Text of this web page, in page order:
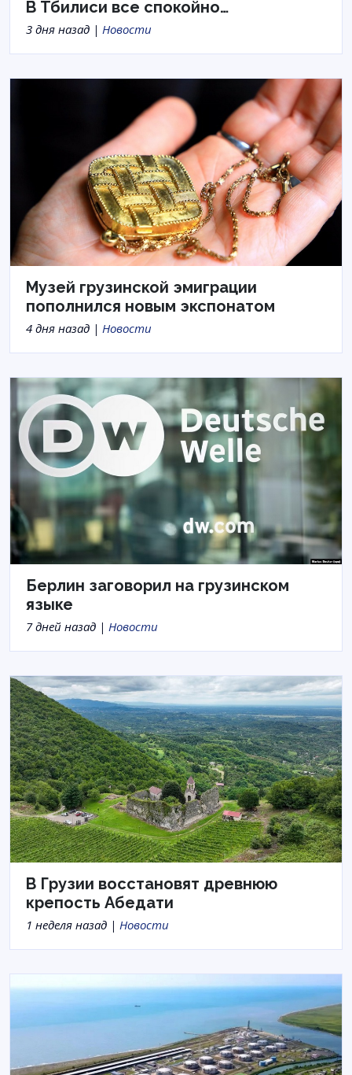
В Тбилиси все спокойно…
3 дня назад | Новости
Музей грузинской эмиграции
пополнился новым экспонатом
4 дня назад | Новости
Берлин заговорил на грузинском
языке
7 дней назад | Новости
В Грузии восстановят древнюю
крепость Абедати
1 неделя назад | Новости